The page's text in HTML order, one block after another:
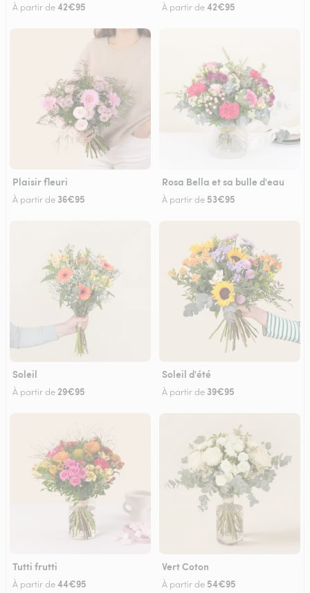
À partir de42€95 À partir de42€95
Plaisir fleuri
À partir de 36€95
Rosa Bella et sa bulle d'eau
À partir de 53€95
Soleil
À partir de29€95
Soleil d'été
À partir de 39€95
Tutti frutti
À partir de44€95
Vert Coton
À partir de 54€95